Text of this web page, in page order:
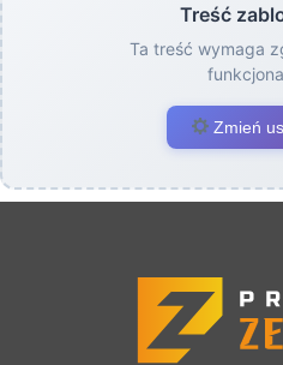
Treść
Ta treść wymaga
Zmień